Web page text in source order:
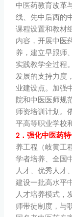
中医药教育改革
线、先中后西的
课程设置和教材
内容，开展中医
养，建立早跟师
实践教学全过程
发展的支持力度
业建设点。加强
院和中医医师规
师资培训计划。
平高等职业学校
2．强化中医药特
养工程（岐黄工
学者培养、全国
人才、优秀人才
建设一批高水平
人才培养模式，
师带徒制度，与